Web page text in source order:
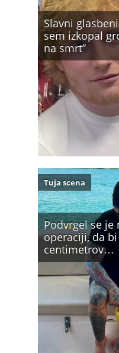
Slavni
sem izkopal
na smrt”
Podvrgel se
operaciji, da
centimetrov…
Tuja scena